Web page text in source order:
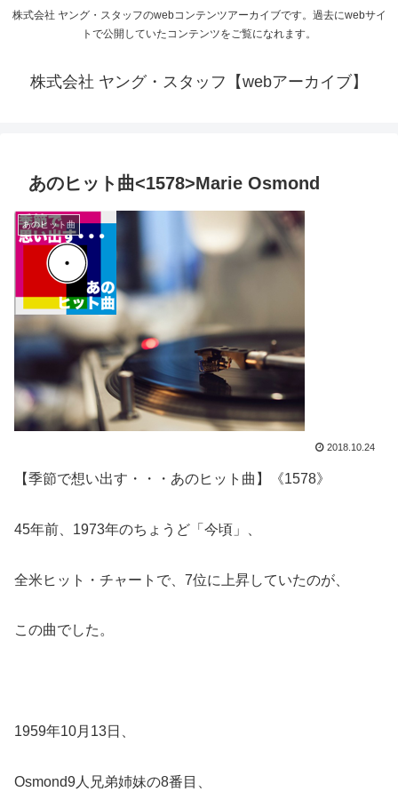
株式会社 ヤング・スタッフのwebコンテンツアーカイブです。過去にwebサイ
トで公開していたコンテンツをご覧になれます。
株式会社 ヤング・スタッフ【webアーカイブ】
あのヒット曲<1578>Marie Osmond
あのヒット曲
2018.10.24
【季節で想い出す・・・あのヒット曲】《1578》
45年前、1973年のちょうど「今頃」、
全米ヒット・チャートで、7位に上昇していたのが、
この曲でした。
1959年10月13日、
Osmond9人兄弟姉妹の8番目、